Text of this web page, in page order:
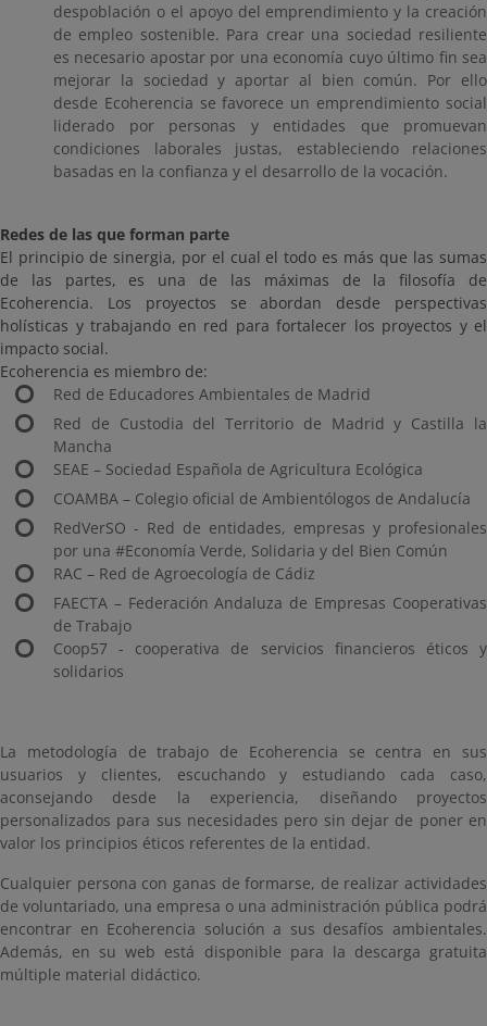
despoblación o el apoyo del emprendimiento y la creación
de empleo sostenible. Para crear una sociedad resiliente
es necesario apostar por una economía cuyo último fin sea
mejorar la sociedad y aportar al bien común. Por ello
desde Ecoherencia se favorece un emprendimiento social
liderado por personas y entidades que promuevan
condiciones laborales justas, estableciendo relaciones
basadas en la confianza y el desarrollo de la vocación.
Redes de las que forman parte
El principio de sinergia, por el cual el todo es más que las sumas
de las partes, es una de las máximas de la filosofía de
Ecoherencia. Los proyectos se abordan desde perspectivas
holísticas y trabajando en red para fortalecer los proyectos y el
impacto social.
Ecoherencia es miembro de:
Red de Educadores Ambientales de Madrid
Red de Custodia del Territorio de Madrid y Castilla la
Mancha
SEAE – Sociedad Española de Agricultura Ecológica
COAMBA – Colegio oficial de Ambientólogos de Andalucía
RedVerSO - Red de entidades, empresas y profesionales
por una #Economía Verde, Solidaria y del Bien Común
RAC – Red de Agroecología de Cádiz
FAECTA – Federación Andaluza de Empresas Cooperativas
de Trabajo
Coop57 - cooperativa de servicios financieros éticos y
solidarios
La metodología de trabajo de Ecoherencia se centra en sus
usuarios y clientes, escuchando y estudiando cada caso,
aconsejando desde la experiencia, diseñando proyectos
personalizados para sus necesidades pero sin dejar de poner en
valor los principios éticos referentes de la entidad.
Cualquier persona con ganas de formarse, de realizar actividades
de voluntariado, una empresa o una administración pública podrá
encontrar en Ecoherencia solución a sus desafíos ambientales.
Además, en su web está disponible para la descarga gratuita
múltiple material didáctico.